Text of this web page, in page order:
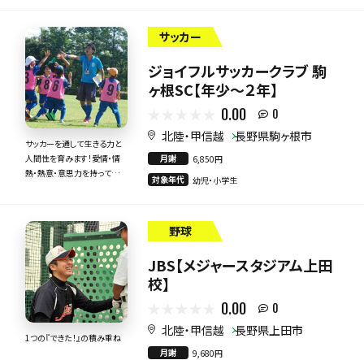
サッカーを通して生きる力と
人間性を育みます！愛情・情
熱・熱意・意思力を持って全
サッカー
ジョイフルサッカークラブ 駒
ヶ根SC【年少～２年】
0.00 0
北陸・甲信越 長野県駒ヶ根市
月謝
6,850円
対象年代
幼児・小学生
1つの『できた！』の積み重ね
野球
JBS【メジャースタジアム上田
校】
0.00 0
北陸・甲信越 長野県上田市
月謝
9,680円